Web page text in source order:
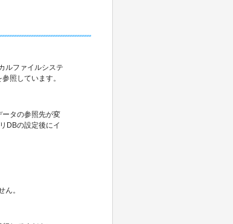
ルファイルシステ
照しています。
タの参照先が変
DBの設定後にイ
ん。